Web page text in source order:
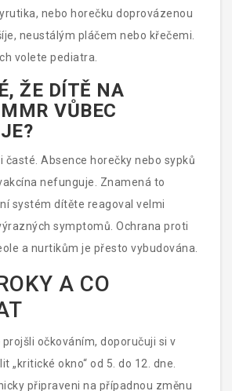
nebo horečku doprovázenou
neustálým pláčem nebo křečemi.
volete pediatra.
ŽE DÍTĚ NA
VŮBEC
časté. Absence horečky nebo sypků
nefunguje. Znamená to
systém dítěte reagoval velmi
symptomů. Ochrana proti
a nurtikům je přesto vybudována.
A CO
projšli očkováním, doporučuji si v
„kritické okno“ od 5. do 12. dne.
připraveni na případnou změnu